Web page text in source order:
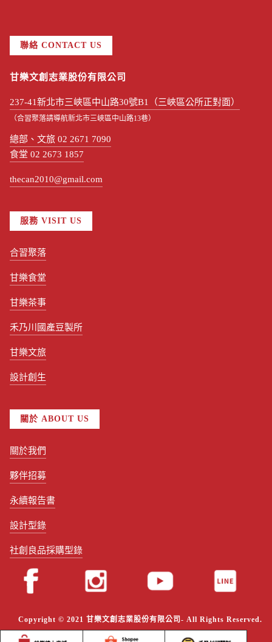
聯絡 CONTACT US
甘樂文創志業股份有限公司
237-41新北市三峽區中山路30號B1（三峽區公所正對面）
（合習聚落請導航新北市三峽區中山路13巷）
總部、文旅 02 2671 7090
食堂 02 2673 1857
thecan2010@gmail.com
服務 VISIT US
合習聚落
甘樂食堂
甘樂茶事
禾乃川國產豆製所
甘樂文旅
設計創生
關於 ABOUT US
關於我們
夥伴招募
永續報告書
設計型錄
社創良品採購型錄
Copyright © 2021 甘樂文創志業股份有限公司- All Rights Reserved.